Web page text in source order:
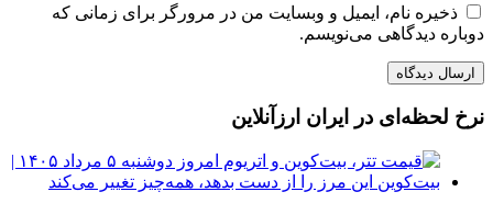
ذخیره نام، ایمیل و وبسایت من در مرورگر برای زمانی که
دوباره دیدگاهی می‌نویسم.
نرخ لحظه‌ای در ایران ارزآنلاین